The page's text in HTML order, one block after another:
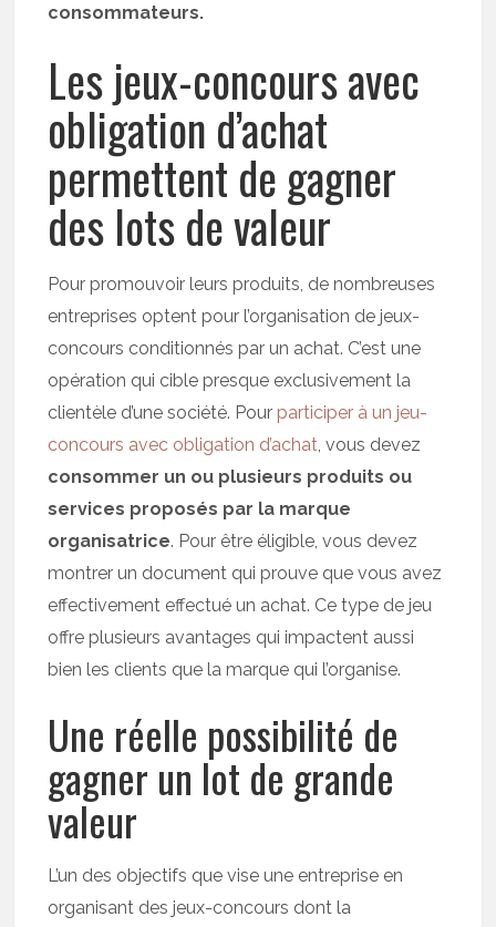
consommateurs.
Les jeux-concours avec
obligation d’achat
permettent de gagner
des lots de valeur
Pour promouvoir leurs produits, de nombreuses
entreprises optent pour l’organisation de jeux-
concours conditionnés par un achat. C’est une
opération qui cible presque exclusivement la
clientèle d’une société. Pour participer à un jeu-
concours avec obligation d’achat, vous devez
consommer un ou plusieurs produits ou
services proposés par la marque
organisatrice. Pour être éligible, vous devez
montrer un document qui prouve que vous avez
effectivement effectué un achat. Ce type de jeu
offre plusieurs avantages qui impactent aussi
bien les clients que la marque qui l’organise.
Une réelle possibilité de
gagner un lot de grande
valeur
L’un des objectifs que vise une entreprise en
organisant des jeux-concours dont la